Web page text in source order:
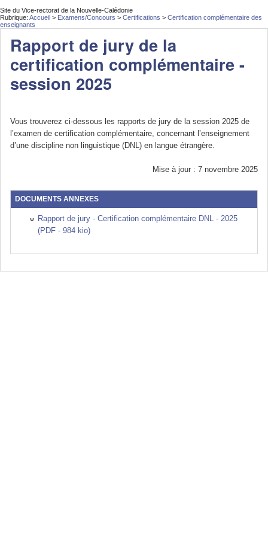
Site du Vice-rectorat de la Nouvelle-Calédonie
Rubrique: Accueil > Examens/Concours > Certifications > Certification complémentaire des
enseignants
Rapport de jury de la
certification complémentaire -
session 2025
Vous trouverez ci-dessous les rapports de jury de la session 2025 de
l’examen de certification complémentaire, concernant l’enseignement
d’une discipline non linguistique (DNL) en langue étrangère.
Mise à jour : 7 novembre 2025
DOCUMENTS ANNEXES
Rapport de jury - Certification complémentaire DNL - 2025
(PDF - 984 kio)